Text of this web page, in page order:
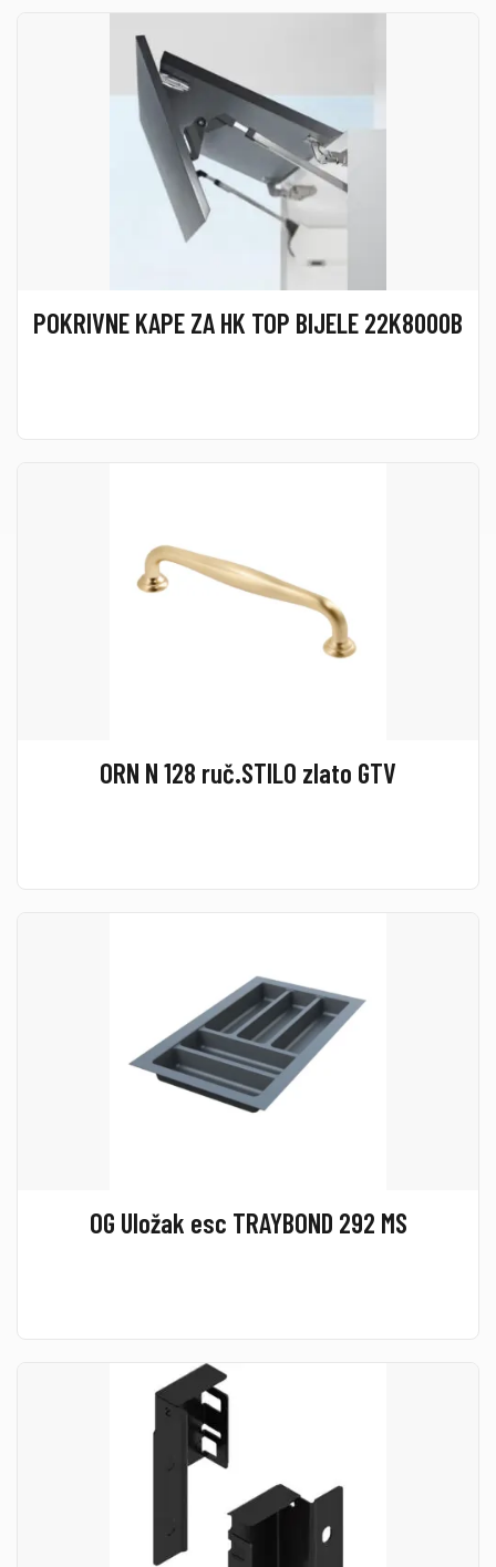
POKRIVNE KAPE ZA HK TOP BIJELE 22K8000B
ORN N 128 ruč.STILO zlato GTV
OG Uložak esc TRAYBOND 292 MS